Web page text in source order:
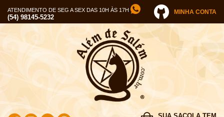
ATENDIMENTO DE SEG A SEX DAS 10H ÀS 17H
(54) 98145-5232
MINHA CONTA